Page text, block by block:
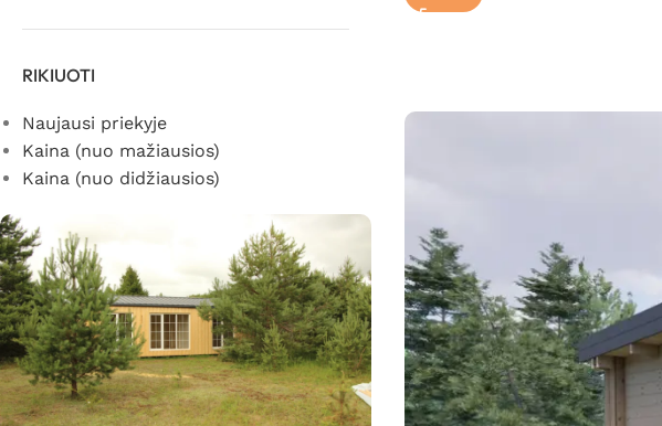
RIKIUOTI
Naujausi priekyje
Kaina (nuo mažiausios)
Kaina (nuo didžiausios)